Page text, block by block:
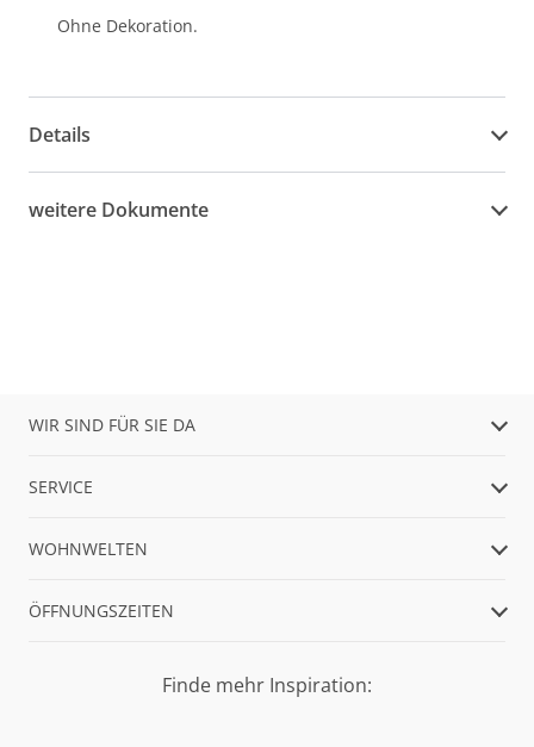
Ohne Dekoration.
Details
weitere Dokumente
WIR SIND FÜR SIE DA
SERVICE
WOHNWELTEN
ÖFFNUNGSZEITEN
Finde mehr Inspiration: